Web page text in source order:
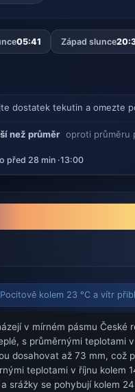
05:41 Západ slunce
dostatek tekutin a omezte
než průměr oproti průměru
před 28 min ·13:00
Pocitově kolem 23 °C a vítr
v mírném pásmu
s průměrnými teplotami
dosahovat až 73 mm, což
teplotami v říjnu kolem
a srážky se pohybují kolem